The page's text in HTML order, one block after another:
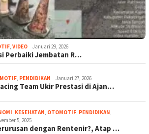
, VIDEO Januari 29, 2026
Perbaiki Jembatan R…
, PENDIDIKAN Januari 27, 2026
Team Ukir Prestasi di Ajan…
, KESEHATAN, OTOMOTIF, PENDIDIKAN,
5, 2025
dengan Rentenir?, Atap …